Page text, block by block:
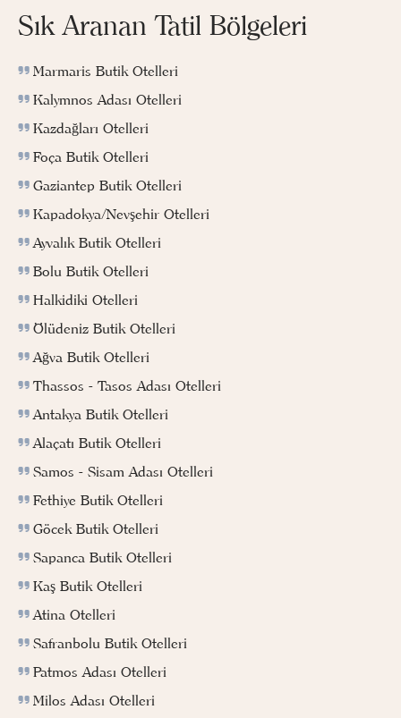
Sık Aranan Tatil Bölgeleri
Marmaris Butik Otelleri
Kalymnos Adası Otelleri
Kazdağları Otelleri
Foça Butik Otelleri
Gaziantep Butik Otelleri
Kapadokya/Nevşehir Otelleri
Ayvalık Butik Otelleri
Bolu Butik Otelleri
Halkidiki Otelleri
Ölüdeniz Butik Otelleri
Ağva Butik Otelleri
Thassos - Tasos Adası Otelleri
Antakya Butik Otelleri
Alaçatı Butik Otelleri
Samos - Sisam Adası Otelleri
Fethiye Butik Otelleri
Göcek Butik Otelleri
Sapanca Butik Otelleri
Kaş Butik Otelleri
Atina Otelleri
Safranbolu Butik Otelleri
Patmos Adası Otelleri
Milos Adası Otelleri